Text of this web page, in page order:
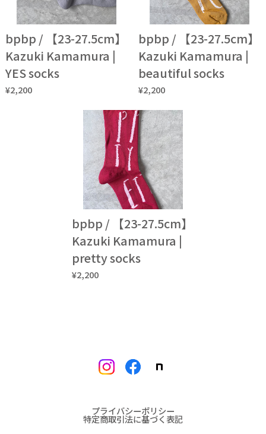
bpbp / 【23-27.5cm】
Kazuki Kamamura |
YES socks
¥2,200
bpbp / 【23-27.5cm】
Kazuki Kamamura |
beautiful socks
¥2,200
bpbp / 【23-27.5cm】
Kazuki Kamamura |
pretty socks
¥2,200
プライバシーポリシー
特定商取引法に基づく表記